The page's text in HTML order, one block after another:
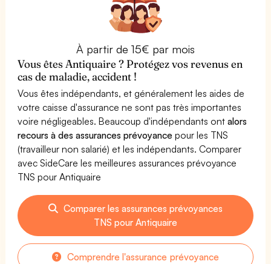
À partir de 15€ par mois
Vous êtes Antiquaire ? Protégez vos revenus en
cas de maladie, accident !
Vous êtes indépendants, et généralement les aides de
votre caisse d'assurance ne sont pas très importantes
voire négligeables. Beaucoup d'indépendants ontalors
recours à des assurances prévoyance pour les TNS
(travailleur non salarié) et les indépendants. Comparer
avec SideCare les meilleures assurances prévoyance
TNS pour Antiquaire
Comparer les assurances prévoyances
TNS pour Antiquaire
Comprendre l'assurance prévoyance